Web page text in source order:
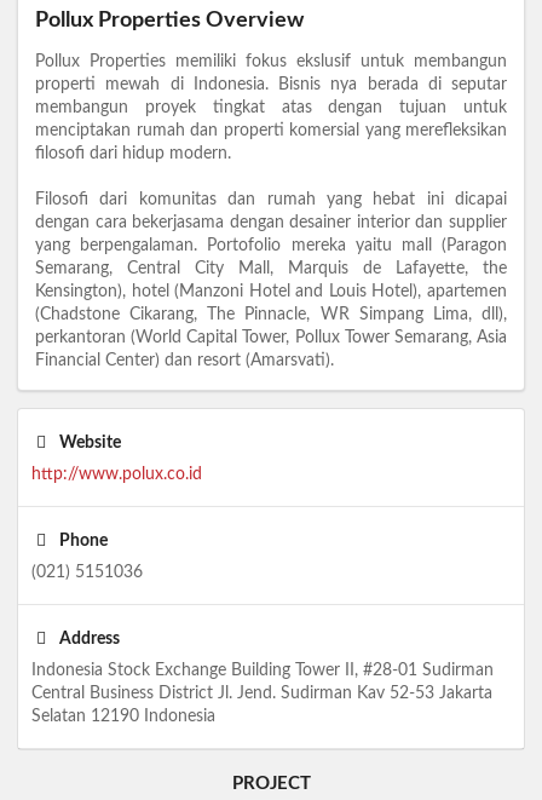
Pollux Properties Overview
Pollux Properties memiliki fokus ekslusif untuk membangun
properti mewah di Indonesia. Bisnis nya berada di seputar
membangun proyek tingkat atas dengan tujuan untuk
menciptakan rumah dan properti komersial yang merefleksikan
filosofi dari hidup modern.
Filosofi dari komunitas dan rumah yang hebat ini dicapai
dengan cara bekerjasama dengan desainer interior dan supplier
yang berpengalaman. Portofolio mereka yaitu mall (Paragon
Semarang, Central City Mall, Marquis de Lafayette, the
Kensington), hotel (Manzoni Hotel and Louis Hotel), apartemen
(Chadstone Cikarang, The Pinnacle, WR Simpang Lima, dll),
perkantoran (World Capital Tower, Pollux Tower Semarang, Asia
Financial Center) dan resort (Amarsvati).
Website
http://www.polux.co.id
Phone
(021) 5151036
Address
Indonesia Stock Exchange Building Tower II, #28-01 Sudirman
Central Business District Jl. Jend. Sudirman Kav 52-53 Jakarta
Selatan 12190 Indonesia
PROJECT